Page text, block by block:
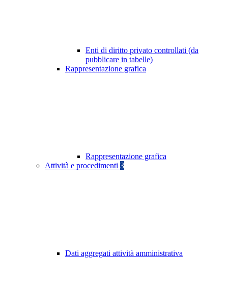
Enti di diritto privato controllati (da
pubblicare in tabelle)
Rappresentazione grafica
Rappresentazione grafica
Attività e procedimenti 3
Dati aggregati attività amministrativa